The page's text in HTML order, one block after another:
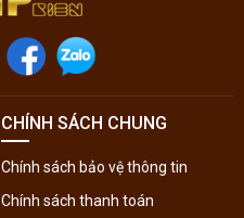
CHÍNH SÁCH CHUNG
Chính sách bảo vệ thông tin
Chính sách thanh toán